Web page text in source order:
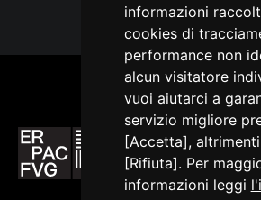
informazioni
cookies di
performance non
alcun visitatore
vuoi aiutarci a
servizio migliore
[Accetta],
[Rifiuta]. Per
informazioni leggi